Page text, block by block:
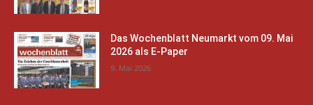
Das Wochenblatt Neumarkt vom 09. Mai
2026 als E-Paper
9. Mai 2026